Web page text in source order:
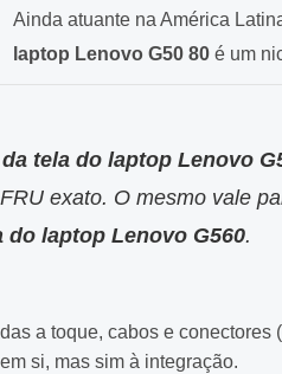
Ainda atuante na América
laptop Lenovo G50 80 é um
tela do laptop Lenovo
exato. O mesmo vale
laptop Lenovo G560.
a toque, cabos e conectores
si, mas sim à integração.